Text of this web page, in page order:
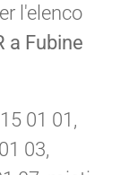
l'elenco
a Fubine
01 01,
03,